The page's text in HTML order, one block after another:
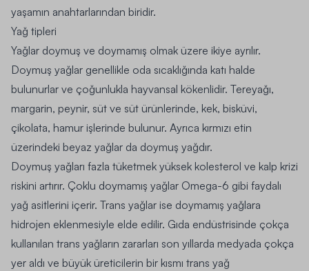
yaşamın anahtarlarından biridir.
Yağ tipleri
Yağlar doymuş ve doymamış olmak üzere ikiye ayrılır.
Doymuş yağlar genellikle oda sıcaklığında katı halde
bulunurlar ve çoğunlukla hayvansal kökenlidir. Tereyağı,
margarin, peynir, süt ve süt ürünlerinde, kek, bisküvi,
çikolata, hamur işlerinde bulunur. Ayrıca kırmızı etin
üzerindeki beyaz yağlar da doymuş yağdır.
Doymuş yağları fazla tüketmek yüksek kolesterol ve kalp krizi
riskini artırır. Çoklu doymamış yağlar Omega-6 gibi faydalı
yağ asitlerini içerir. Trans yağlar ise doymamış yağlara
hidrojen eklenmesiyle elde edilir. Gıda endüstrisinde çokça
kullanılan trans yağların zararları son yıllarda medyada çokça
yer aldı ve büyük üreticilerin bir kısmı trans yağ